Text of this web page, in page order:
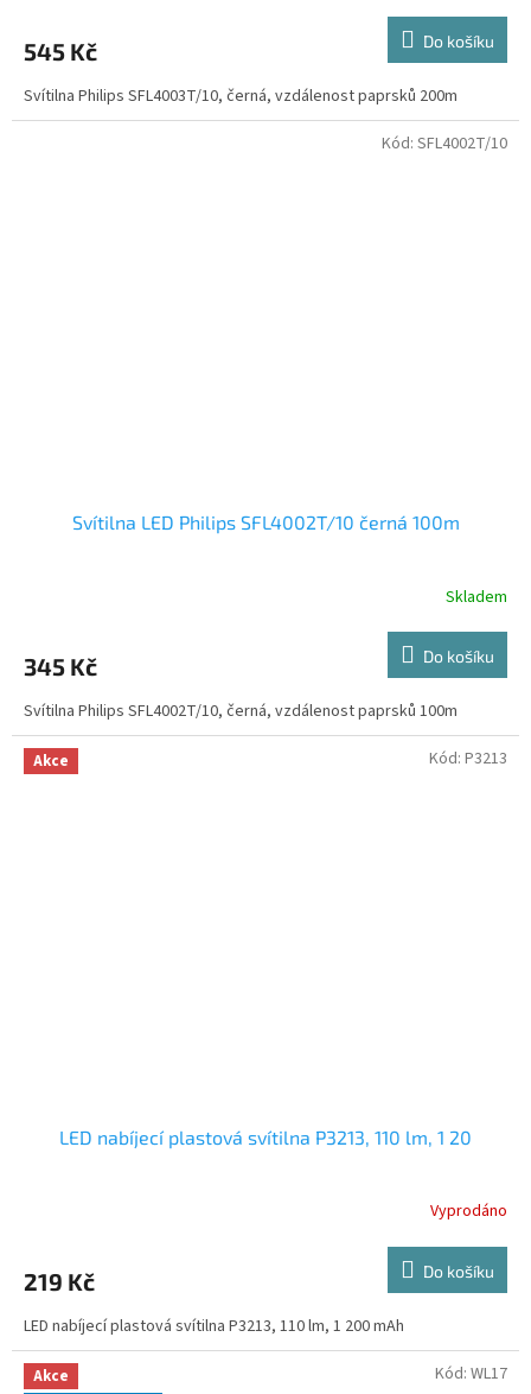
545 Kč Do košíku
Svítilna Philips SFL4003T/10, černá, vzdálenost paprsků 200m
Svítilna LED Philips SFL4002T/10 černá 100m
Skladem
345 Kč Do košíku
Svítilna Philips SFL4002T/10, černá, vzdálenost paprsků 100m
Kód: SFL4002T/10
Akce
LED nabíjecí plastová svítilna P3213, 110 lm, 1 20
Vyprodáno
219 Kč Do košíku
LED nabíjecí plastová svítilna P3213, 110 lm, 1 200 mAh
Kód: P3213
Akce
Kód: WL17